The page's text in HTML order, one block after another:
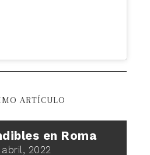
ARTÍCULO
en Roma
abril, 2022